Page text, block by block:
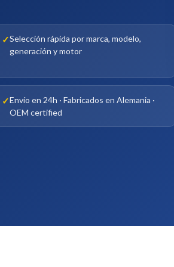
Selección rápida por marca, modelo,
generación y motor
Envío en 24h · Fabricados en Alemania ·
OEM certified